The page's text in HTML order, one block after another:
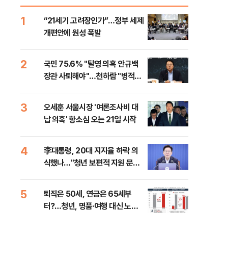
1
“21세기 고려장인가”…정부 세제
개편안에 원성 폭발
2
국민 75.6% "탈영 의혹 안규백
장관 사퇴해야"…천하람 "병적기
3
오세훈 서울시장 '여론조사비 대
납 의혹' 항소심 오는 21일 시작
4
李대통령, 20대 지지율 하락 의
식했나…"청년 보편적 지원 문턱
5
퇴직은 50세, 연금은 65세부
터?…청년, 명품·여행 대신 노후